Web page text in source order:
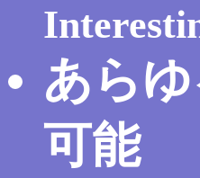
あら
可能